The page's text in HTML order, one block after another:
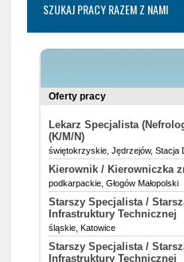
SZUKAJ PRACY RAZEM Z NAMI